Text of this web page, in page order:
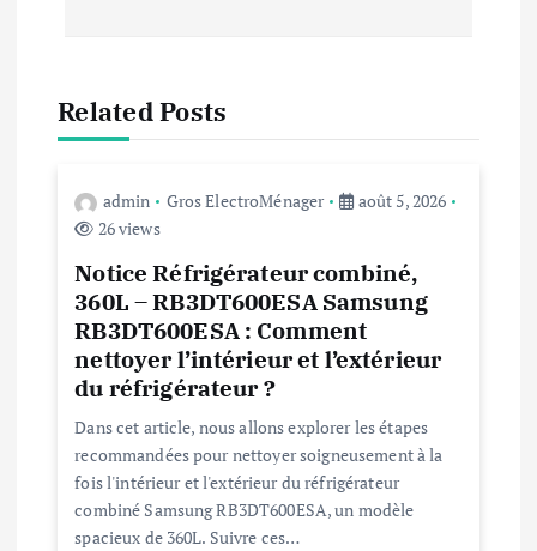
tRelated Posts
admin Gros ElectroMénager
août 5, 2026
26 views
Notice Réfrigérateur combiné,
360L – RB3DT600ESA Samsung
RB3DT600ESA : Comment
nettoyer l’intérieur et l’extérieur
du réfrigérateur ?
Dans cet article, nous allons explorer les étapes
recommandées pour nettoyer soigneusement à la
fois l'intérieur et l'extérieur du réfrigérateur
combiné Samsung RB3DT600ESA, un modèle
spacieux de 360L. Suivre ces…